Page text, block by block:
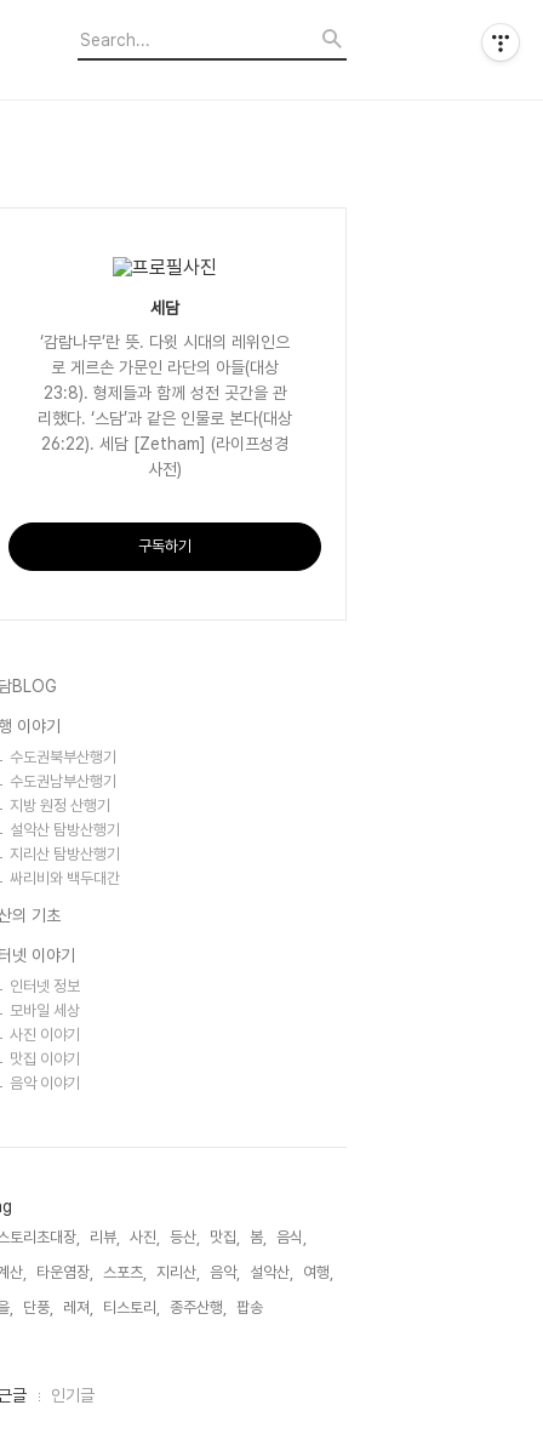
세담
‘감람나무’란 뜻. 다윗 시대의 레위인으
로 게르손 가문인 라단의 아들(대상
23:8). 형제들과 함께 성전 곳간을 관
리했다. ‘스담’과 같은 인물로 본다(대상
26:22). 세담 [Zetham] (라이프성경
사전)
구독하기
BLOG
이야기
수도권북부산행기
수도권남부산행기
지방 원정 산행기
설악산 탐방산행기
지리산 탐방산행기
싸리비와 백두대간
의 기초
넷 이야기
인터넷 정보
모바일 세상
사진 이야기
맛집 이야기
음악 이야기
토리초대장, 리뷰, 사진, 등산, 맛집, 봄,
음식,
산,
타운염장, 스포츠, 지리산, 음악, 설악산,
여행,
,
단풍, 레져, 티스토리, 종주산행, 팝송,
글 인기글